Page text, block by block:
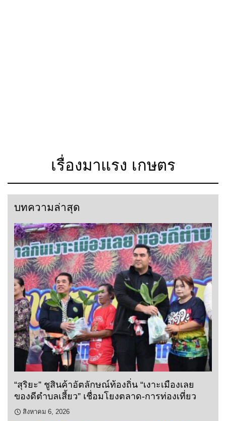
เรื่องมาแรง เกษตร
บทความล่าสุด
“สุริยะ” ชูสินค้าอัตลักษณ์ท้องถิ่น “เงาะเมืองเลย
ของดีตำบลเสี้ยว” เชื่อมโยงตลาด-การท่องเที่ยว
สิงหาคม 6, 2026